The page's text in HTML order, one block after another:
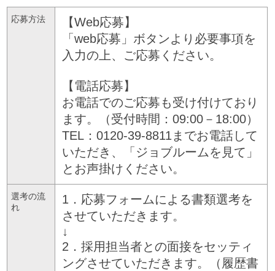
応募方法
【Web応募】
「web応募」ボタンより必要事項を
入力の上、ご応募ください。
【電話応募】
お電話でのご応募も受け付けており
ます。（受付時間：09:00－18:00）
TEL：0120-39-8811までお電話して
いただき、「ジョブルームを見て」
とお声掛けください。
選考の流
れ
1．応募フォームによる書類選考を
させていただきます。
↓
2．採用担当者との面接をセッティ
ングさせていただきます。（履歴書